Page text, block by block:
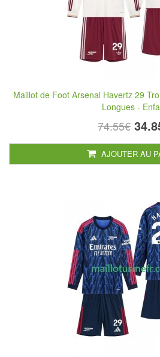
Maillot de Foot Arsenal Havertz 29
Longues -
74.55€
AJOUTER AU